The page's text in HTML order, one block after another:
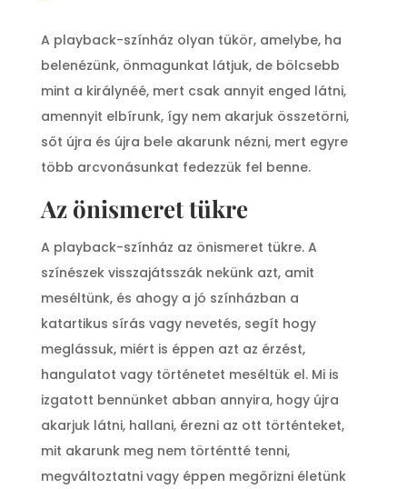
A playback-színház olyan tükör, amelybe, ha
belenézünk, önmagunkat látjuk, de bölcsebb
mint a királynéé, mert csak annyit enged látni,
amennyit elbírunk, így nem akarjuk összetörni,
sőt újra és újra bele akarunk nézni, mert egyre
több arcvonásunkat fedezzük fel benne.
Az önismeret tükre
A playback-színház az önismeret tükre. A
színészek visszajátsszák nekünk azt, amit
meséltünk, és ahogy a jó színházban a
katartikus sírás vagy nevetés, segít hogy
meglássuk, miért is éppen azt az érzést,
hangulatot vagy történetet meséltük el. Mi is
izgatott bennünket abban annyira, hogy újra
akarjuk látni, hallani, érezni az ott történteket,
mit akarunk meg nem történtté tenni,
megváltoztatni vagy éppen megőrizni életünk